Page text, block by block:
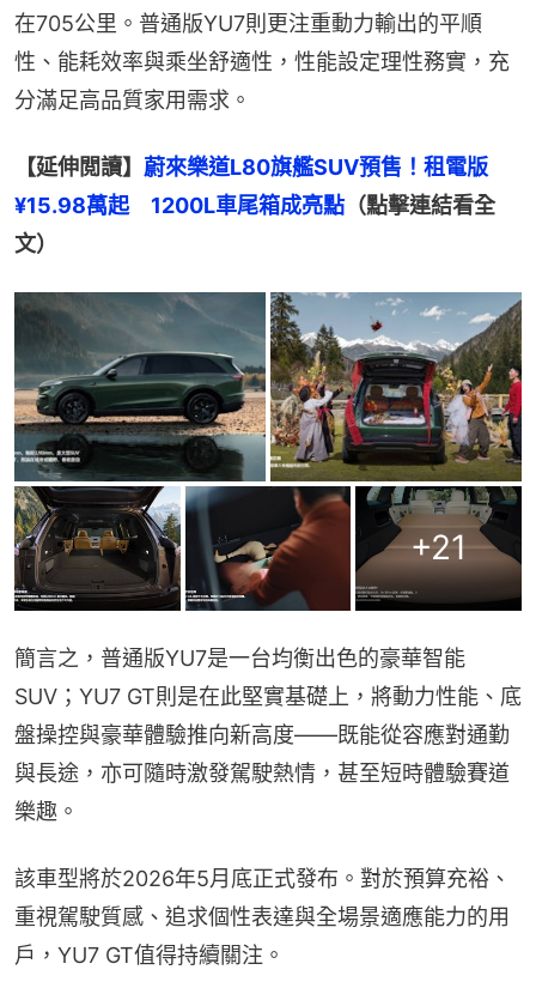
在705公里。普通版YU7則更注重動力輸出的平順
性、能耗效率與乘坐舒適性，性能設定理性務實，充
分滿足高品質家用需求。
【延伸閲讀】 蔚來樂道L80旗艦SUV預售！租電版
¥15.98萬起　1200L車尾箱成亮點 （點擊連結看全
文）
+21
簡言之，普通版YU7是一台均衡出色的豪華智能
SUV；YU7 GT則是在此堅實基礎上，將動力性能、底
盤操控與豪華體驗推向新高度——既能從容應對通勤
與長途，亦可隨時激發駕駛熱情，甚至短時體驗賽道
樂趣。
該車型將於2026年5月底正式發布。對於預算充裕、
重視駕駛質感、追求個性表達與全場景適應能力的用
戶，YU7 GT值得持續關注。